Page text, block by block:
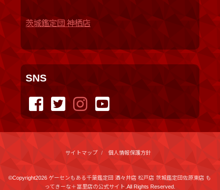
茨城鑑定団 神栖店
SNS
サイトマップ 個人情報保護方針
©Copyright2026ゲーセンもある千葉鑑定団 酒々井店 松戸店 茨城鑑定団佐原東店 も
ってきーな＋冨里店の公式サイト .All Rights Reserved.